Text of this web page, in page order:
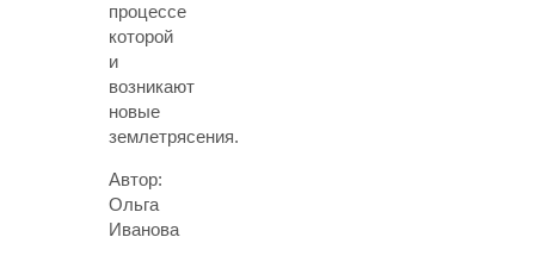
процессе
которой
и
возникают
новые
землетрясения.
Автор:
Ольга
Иванова